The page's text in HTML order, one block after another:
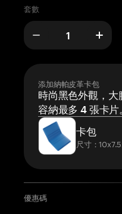
套數
添加納帕皮革卡包
時尚黑色外觀，大
容納最多 4 張卡片
卡包
尺寸：
優惠碼